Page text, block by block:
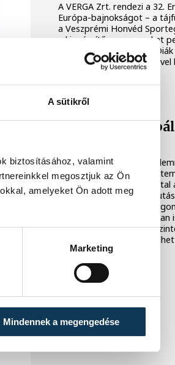
A sütikről
biztosításához, valamint
megosztjuk az Ön
amelyeket Ön adott meg
Marketing
Mindennek a megengedése
A VERGA Zrt. rendezi a 32.
Európa-bajnokságot – a
a Veszprémi Honvéd
a kiegészítő programokat
Veszprémi Egyetemi és
(VEDAC)
A hegyekből a
Alig néhány év alatt
járt be a Veszprémi
Atlétikai Club (VEDAC)
Mireider Gergő. A
Európa- és
idén pedig
U18-as Európa-bajnoki
Magyarországot
olaszországi Rietiben.